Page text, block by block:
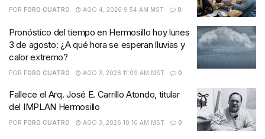
POR FORO CUATRO AGO 4, 2026 9:54 AM MST 0
Pronóstico del tiempo en Hermosillo hoy lunes
3 de agosto: ¿A qué hora se esperan lluvias y
calor extremo?
POR FORO CUATRO AGO 3, 2026 11:09 AM MST 0
Fallece el Arq. José E. Carrillo Atondo, titular
del IMPLAN Hermosillo
POR FORO CUATRO AGO 3, 2026 10:10 AM MST 0